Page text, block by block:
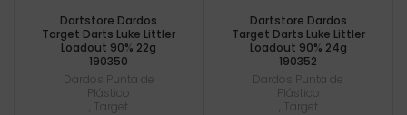
Dartstore Dardos
Target Darts Luke Littler
Loadout 90% 22g
190350
Dardos Punta de
Plástico
Target
Dartstore Dardos
Target Darts Luke Littler
Loadout 90% 24g
190352
Dardos Punta de
Plástico
Target